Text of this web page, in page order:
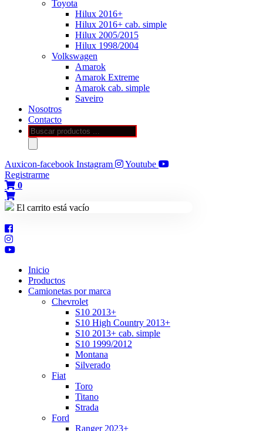
Toyota
Hilux 2016+
Hilux 2016+ cab. simple
Hilux 2005/2015
Hilux 1998/2004
Volkswagen
Amarok
Amarok Extreme
Amarok cab. simple
Saveiro
Nosotros
Contacto
Búsqueda
de
productos
Auxicon-facebook Instagram
Youtube
Registrarme
0
El carrito está vacío
Inicio
Productos
Camionetas por marca
Chevrolet
S10 2013+
S10 High Country 2013+
S10 2013+ cab. simple
S10 1999/2012
Montana
Silverado
Fiat
Toro
Titano
Strada
Ford
Ranger 2023+